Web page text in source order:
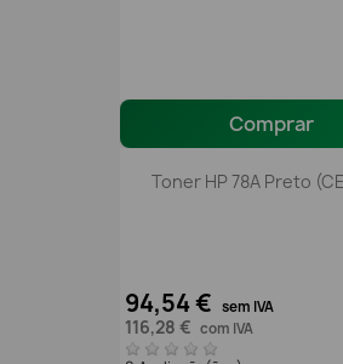
Comprar
Toner HP 78A Preto
94,54 € sem IVA
116,28 € com IVA